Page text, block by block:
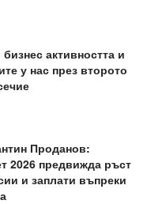
активността и
у нас през второто
Проданов:
2026 предвижда ръст
и заплати въпреки